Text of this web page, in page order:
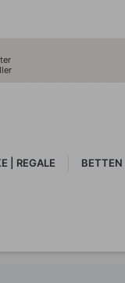
| REGALE BETTEN